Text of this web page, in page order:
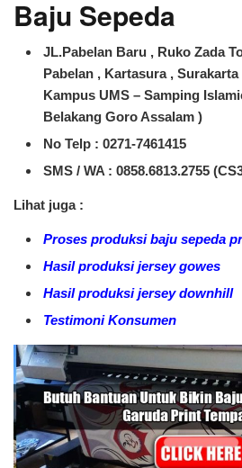
Baju Sepeda
JL.Pabelan Baru , Ruko Zada
Pabelan , Kartasura ,
Kampus UMS – Samping
Belakang Goro Assalam )
No Telp : 0271-7461415
SMS / WA : 0858.6813.2755
Lihat juga :
Proses produksi baju sepeda
Hasil produksi jersey gowes
Hasil produksi jersey downhill
Testimoni Konsumen